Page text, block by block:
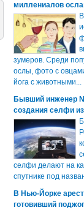
миллениалов
зумеров. Среди
ослы, фото с
йога с животными...
Бывший инженер
создания селфи
селфи делают на
спутнике под
В Нью-Йорке
готовивший